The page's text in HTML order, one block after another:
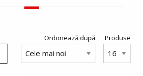
Ordonează după Produse